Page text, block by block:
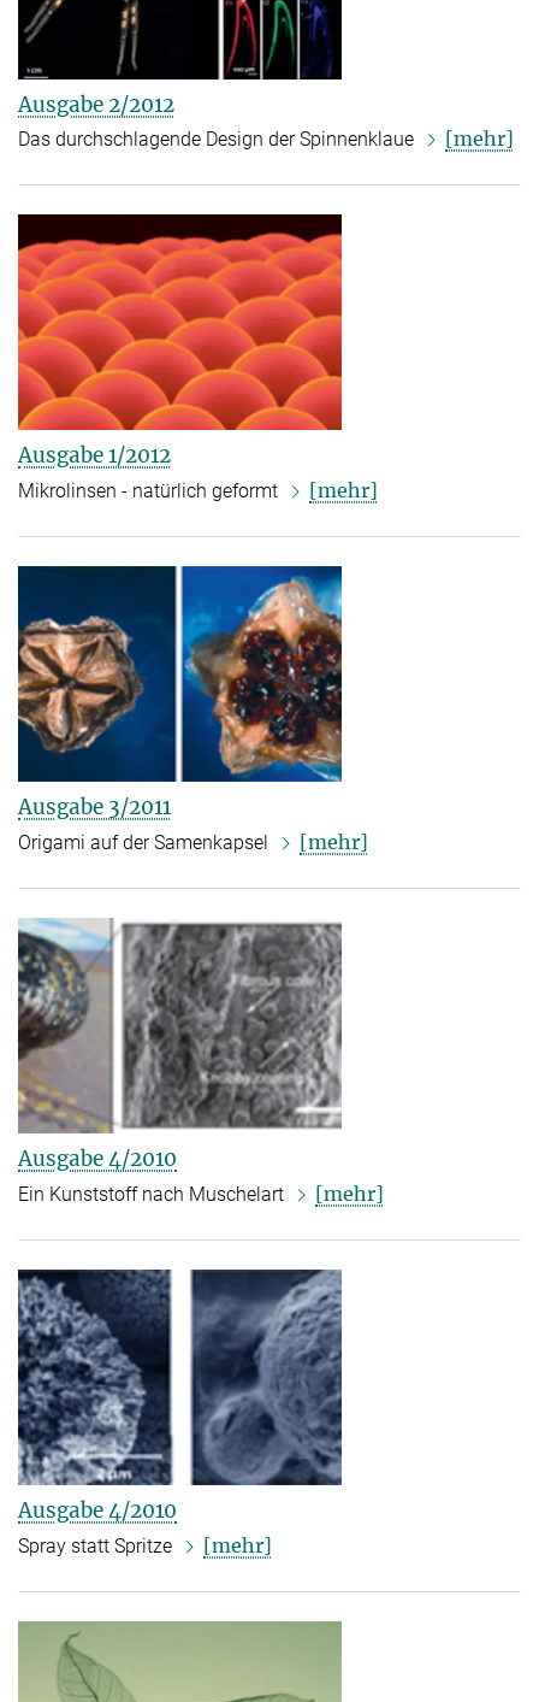
Ausgabe 2/2012
Das durchschlagende Design der Spinnenklaue [mehr]
Ausgabe 1/2012
Mikrolinsen - natürlich geformt [mehr]
Ausgabe 3/2011
Origami auf der Samenkapsel [mehr]
Ausgabe 4/2010
Ein Kunststoff nach Muschelart [mehr]
Ausgabe 4/2010
Spray statt Spritze [mehr]